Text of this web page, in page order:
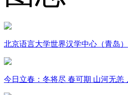
北京语言大学世界汉学中心（青岛）
今日立春：冬将尽 春可期 山河无恙